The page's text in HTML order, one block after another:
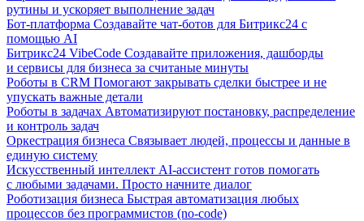
рутины и ускоряет выполнение задач
Бот-платформа Создавайте чат-ботов для Битрикс24 с
помощью AI
Битрикс24 VibeCode Создавайте приложения, дашборды
и сервисы для бизнеса за считаные минуты
Роботы в CRM Помогают закрывать сделки быстрее и не
упускать важные детали
Роботы в задачах Автоматизируют постановку, распределение
и контроль задач
Оркестрация бизнеса Связывает людей, процессы и данные в
единую систему
Искусственный интеллект AI-ассистент готов помогать
с любыми задачами. Просто начните диалог
Роботизация бизнеса Быстрая автоматизация любых
процессов без программистов (no-code)